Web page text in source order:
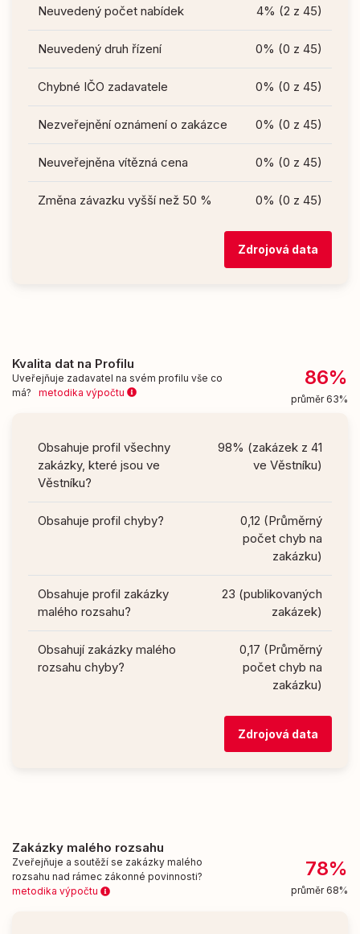
Neuvedený počet nabídek 4% (2 z 45)
Neuvedený druh řízení 0% (0 z 45)
Chybné IČO zadavatele 0% (0 z 45)
Nezveřejnění oznámení o zakázce 0% (0 z 45)
Neuveřejněna vítězná cena 0% (0 z 45)
Změna závazku vyšší než 50 % 0% (0 z 45)
Zdrojová data
Kvalita dat na Profilu
Uveřejňuje zadavatel na svém profilu vše co
má? metodika výpočtu
86%
průměr 63%
Obsahuje profil všechny
zakázky, které jsou ve
Věstníku?
98% (zakázek z 41
ve Věstníku)
Obsahuje profil chyby?
0,12 (Průměrný
počet chyb na
zakázku)
Obsahuje profil zakázky
malého rozsahu?
23 (publikovaných
zakázek)
Obsahují zakázky malého
rozsahu chyby?
0,17 (Průměrný
počet chyb na
zakázku)
Zdrojová data
Zakázky malého rozsahu
Zveřejňuje a soutěží se zakázky malého
rozsahu nad rámec zákonné povinnosti?
metodika výpočtu
78%
průměr 68%